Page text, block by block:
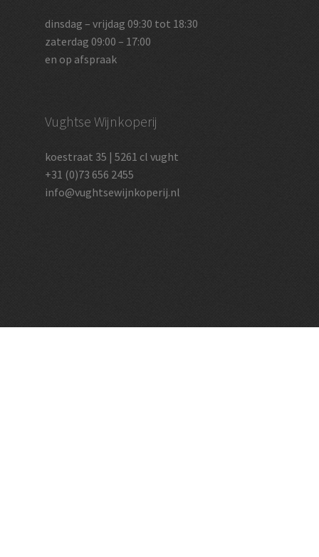
dinsdag – vrijdag 09:30 tot 18:30
zaterdag 09:00 – 17:00
en op afspraak
Vughtse Wijnkoperij
koestraat 35 | 5261 cl vught
+31 (0)73 656 2455
info@vughtsewijnkoperij.nl